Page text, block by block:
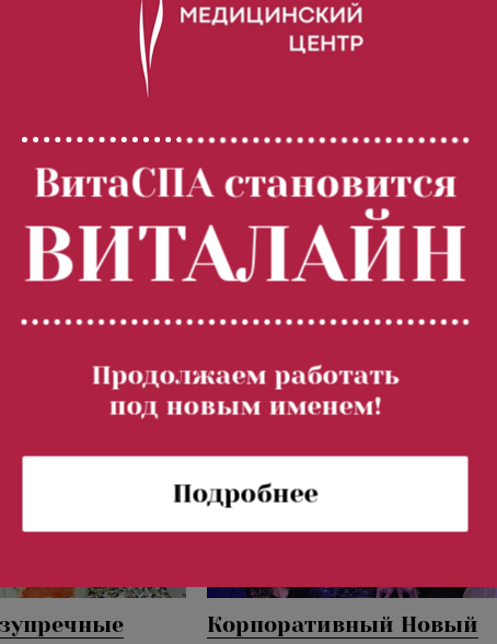
салона.
года!
Амбассадор-день Guinot.
Май 2019
Корпоративный Новый
ВитаСПА становится
ВИТАЛАЙН
Продолжаем работать
под новым именем!
Подробнее